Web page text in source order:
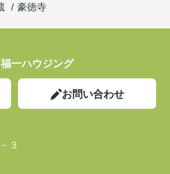
豪徳寺
一ハウジング
お問い合わせ
３